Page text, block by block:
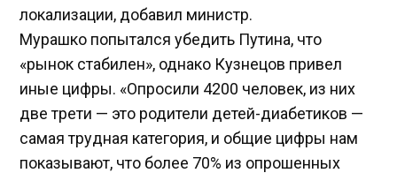
локализации, добавил министр.
Мурашко попытался убедить Путина, что
«рынок стабилен», однако Кузнецов привел
иные цифры. «Опросили 4200 человек, из них
две трети — это родители детей-диабетиков —
самая трудная категория, и общие цифры нам
показывают, что более 70% из опрошенных